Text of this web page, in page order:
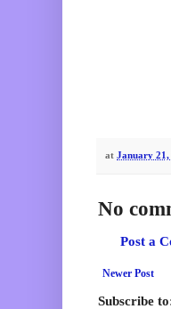
at January 21,
No
Post a
Newer Post
Subscribe